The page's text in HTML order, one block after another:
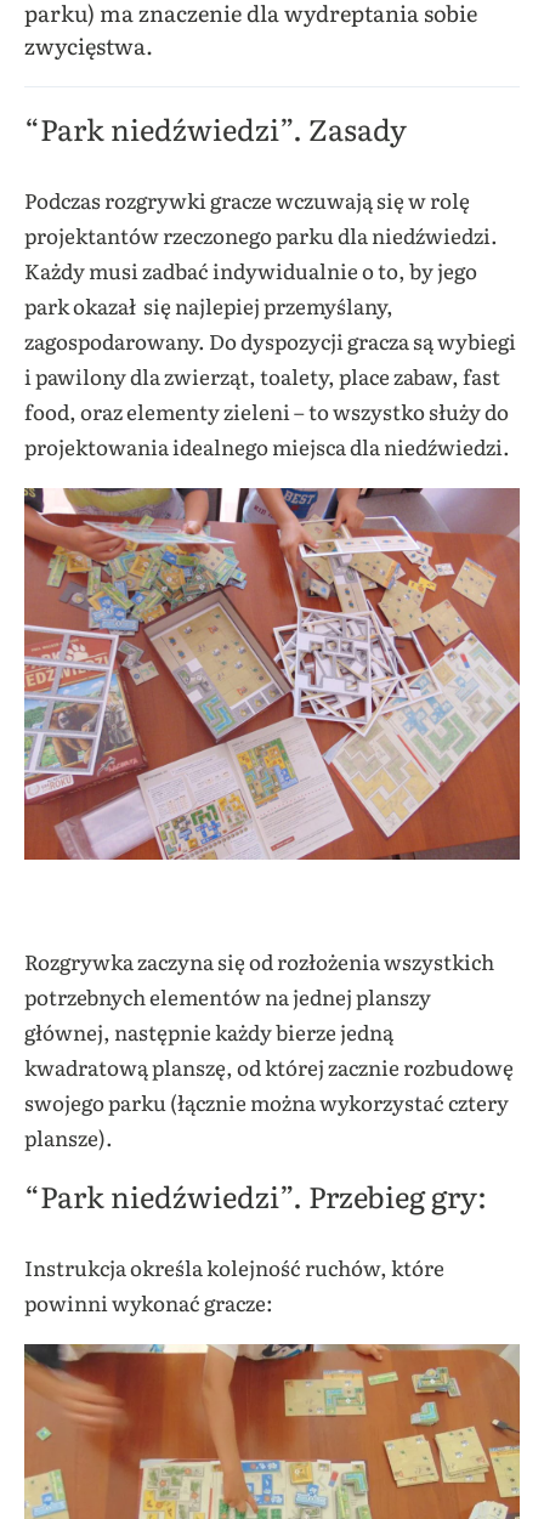
parku) ma znaczenie dla wydreptania sobie
zwycięstwa.
“Park niedźwiedzi”. Zasady
Podczas rozgrywki gracze wczuwają się w rolę
projektantów rzeczonego parku dla niedźwiedzi.
Każdy musi zadbać indywidualnie o to, by jego
park okazał się najlepiej przemyślany,
zagospodarowany. Do dyspozycji gracza są wybiegi
i pawilony dla zwierząt, toalety, place zabaw, fast
food, oraz elementy zieleni – to wszystko służy do
projektowania idealnego miejsca dla niedźwiedzi.
Rozgrywka zaczyna się od rozłożenia wszystkich
potrzebnych elementów na jednej planszy
głównej, następnie każdy bierze jedną
kwadratową planszę, od której zacznie rozbudowę
swojego parku (łącznie można wykorzystać cztery
plansze).
“Park niedźwiedzi”. Przebieg gry:
Instrukcja określa kolejność ruchów, które
powinni wykonać gracze: